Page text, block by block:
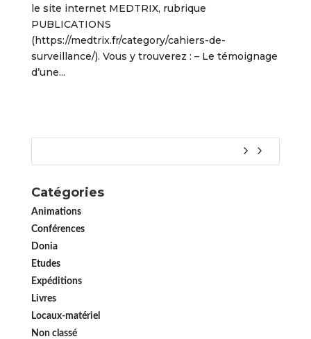
le site internet MEDTRIX, rubrique
PUBLICATIONS
(https://medtrix.fr/category/cahiers-de-
surveillance/). Vous y trouverez : – Le témoignage
d’une...
Catégories
Animations
Conférences
Donia
Etudes
Expéditions
Livres
Locaux-matériel
Non classé